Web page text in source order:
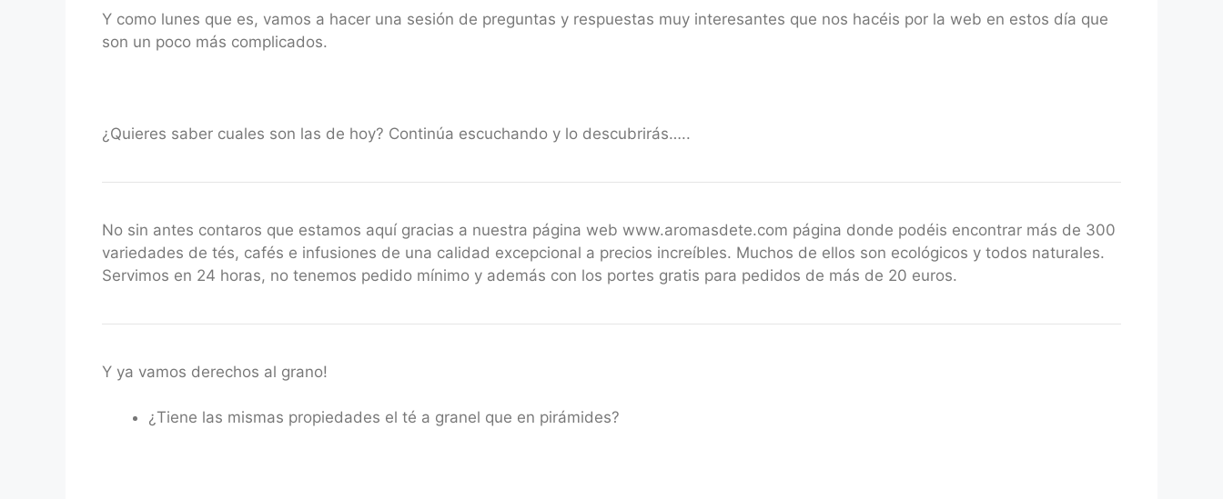
Y como lunes que es, vamos a hacer una sesión de preguntas y respuestas muy interesantes que nos hacéis por la web en estos día que
son un poco más complicados.
¿Quieres saber cuales son las de hoy? Continúa escuchando y lo descubrirás…..
No sin antes contaros que estamos aquí gracias a nuestra página web www.aromasdete.com página donde podéis encontrar más de 300
variedades de tés, cafés e infusiones de una calidad excepcional a precios increíbles. Muchos de ellos son ecológicos y todos naturales.
Servimos en 24 horas, no tenemos pedido mínimo y además con los portes gratis para pedidos de más de 20 euros.
Y ya vamos derechos al grano!
¿Tiene las mismas propiedades el té a granel que en pirámides?